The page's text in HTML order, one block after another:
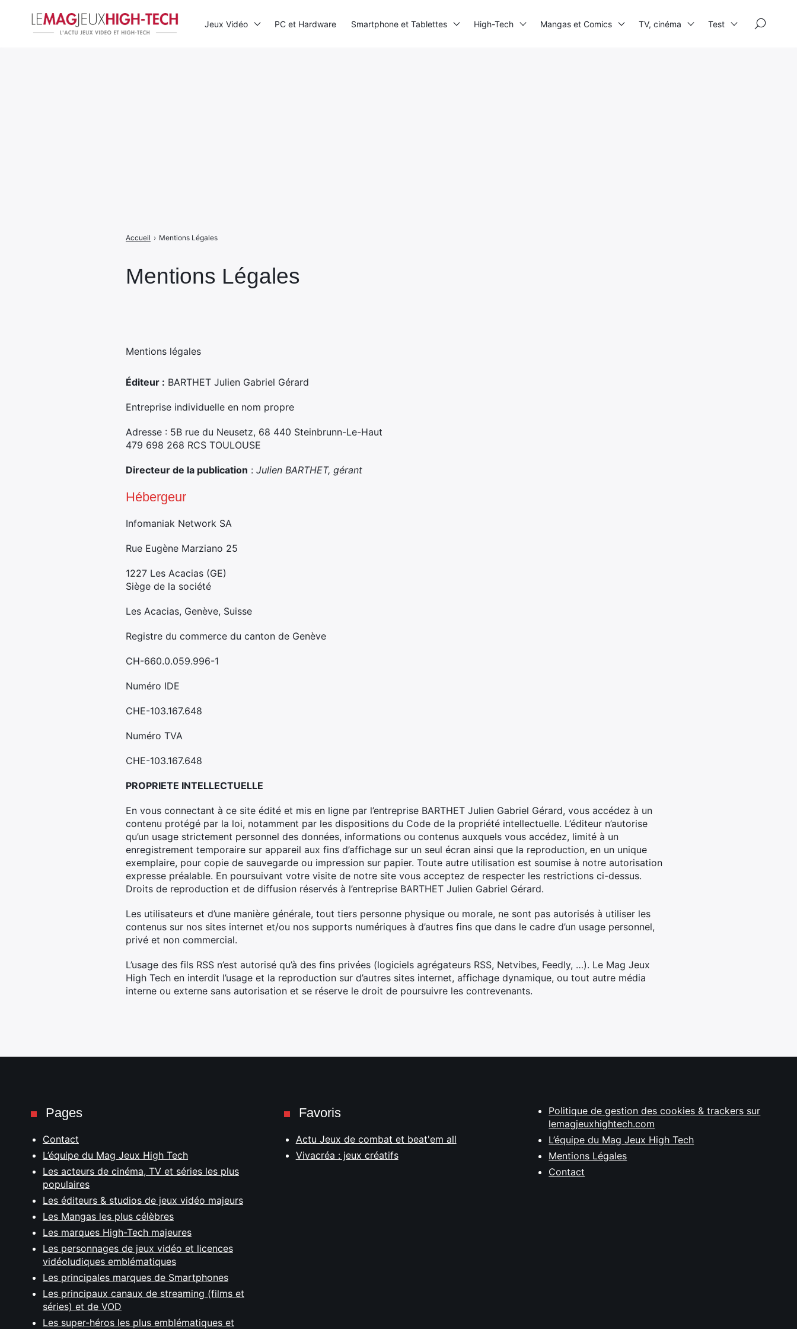
Mentions Légales
Accueil › Mentions Légales
Mentions légales
Éditeur : BARTHET Julien Gabriel Gérard
Entreprise individuelle en nom propre
Adresse : 5B rue du Neusetz, 68 440 Steinbrunn-Le-Haut
479 698 268 RCS TOULOUSE
Directeur de la publication : Julien BARTHET, gérant
Hébergeur
Infomaniak Network SA
Rue Eugène Marziano 25
1227 Les Acacias (GE)
Siège de la société
Les Acacias, Genève, Suisse
Registre du commerce du canton de Genève
CH-660.0.059.996-1
Numéro IDE
CHE-103.167.648
Numéro TVA
CHE-103.167.648
PROPRIETE INTELLECTUELLE
En vous connectant à ce site édité et mis en ligne par l’entreprise BARTHET Julien Gabriel Gérard, vous accédez à un
contenu protégé par la loi, notamment par les dispositions du Code de la propriété intellectuelle. L’éditeur n’autorise
qu’un usage strictement personnel des données, informations ou contenus auxquels vous accédez, limité à un
enregistrement temporaire sur appareil aux fins d’affichage sur un seul écran ainsi que la reproduction, en un unique
exemplaire, pour copie de sauvegarde ou impression sur papier. Toute autre utilisation est soumise à notre autorisation
expresse préalable. En poursuivant votre visite de notre site vous acceptez de respecter les restrictions ci-dessus.
Droits de reproduction et de diffusion réservés à l’entreprise BARTHET Julien Gabriel Gérard.
Les utilisateurs et d’une manière générale, tout tiers personne physique ou morale, ne sont pas autorisés à utiliser les
contenus sur nos sites internet et/ou nos supports numériques à d’autres fins que dans le cadre d’un usage personnel,
privé et non commercial.
L’usage des fils RSS n’est autorisé qu’à des fins privées (logiciels agrégateurs RSS, Netvibes, Feedly, …). Le Mag Jeux
High Tech en interdit l’usage et la reproduction sur d’autres sites internet, affichage dynamique, ou tout autre média
interne ou externe sans autorisation et se réserve le droit de poursuivre les contrevenants.
Jeux Vidéo PC et Hardware Smartphone et Tablettes High-Tech Mangas et Comics TV, cinéma Test
Pages
Contact
L’équipe du Mag Jeux High Tech
Les acteurs de cinéma, TV et séries les plus
populaires
Les éditeurs & studios de jeux vidéo majeurs
Les Mangas les plus célèbres
Les marques High-Tech majeures
Les personnages de jeux vidéo et licences
vidéoludiques emblématiques
Les principales marques de Smartphones
Les principaux canaux de streaming (films et
séries) et de VOD
Les super-héros les plus emblématiques et
Favoris
Actu Jeux de combat et beat'em all
Vivacréa : jeux créatifs
Politique de gestion des cookies & trackers sur
lemagjeuxhightech.com
L’équipe du Mag Jeux High Tech
Mentions Légales
Contact